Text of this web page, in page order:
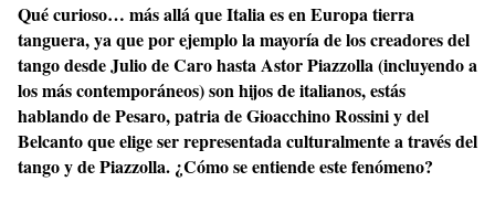
Qué curioso… más allá que Italia es en Europa tierra
tanguera, ya que por ejemplo la mayoría de los creadores del
tango desde Julio de Caro hasta Astor Piazzolla (incluyendo a
los más contemporáneos) son hijos de italianos, estás
hablando de Pesaro, patria de Gioacchino Rossini y del
Belcanto que elige ser representada culturalmente a través del
tango y de Piazzolla. ¿Cómo se entiende este fenómeno?